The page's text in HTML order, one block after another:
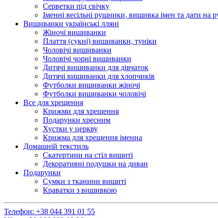
Серветки під свічку
Іменні весільні рушники, вишивка імен та дати на
Вишиванки українські лляні
Жіночі вишиванки
Плаття (сукні) вишиванки, туніки
Чоловічі вишиванки
Чоловічі чорні вишиванки
Дитячі вишиванки для дівчаток
Дитячі вишиванки для хлопчиків
Футболки вишиванки жіночі
Футболки вишиванки чоловічі
Все для хрещення
Крижми для хрещення
Подарунки хресним
Хустки у церкву
Крижма для хрещення іменна
Домашній текстиль
Скатертини на стіл вишиті
Декоративні подушки на диван
Подарунки
Сумки з тканини вишиті
Краватки з вишивкою
Телефон: +38 044 391 01 55